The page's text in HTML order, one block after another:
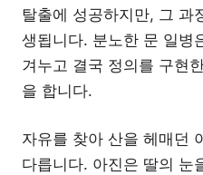
탈출에 성공하지만, 그 과
생됩니다. 분노한 문 일병
겨누고 결국 정의를 구현
을 합니다.
자유를 찾아 산을 헤매던
다릅니다. 아진은 딸의 눈